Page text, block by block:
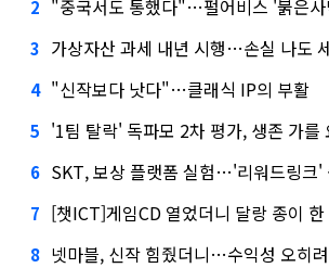
2 "중국서도 통했다"…펄어비스 '붉은
3 가상자산 과세 내년 시행…손실 나도
4 "신작보다 낫다"…클래식 IP의 부활
5 '1팀 탈락' 독파모 2차 평가, 생존 가를
6 SKT, 보상 플랫폼 실험…'리워드링크'
7 [챗ICT]게임CD 열었더니 달랑 종이
8 넷마블, 신작 힘줬더니…수익성 오히